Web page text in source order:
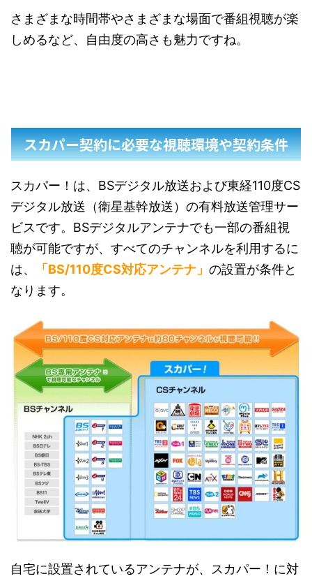
さまざまな時間帯やさまざまな場面で番組視聴が楽
しめるなど、自由度の高さも魅力ですね。
スカパー契約に必要な視聴環境や契約条件
スカパー！は、BSデジタル放送および東経110度CS
デジタル放送（衛星基幹放送）の有料放送管理サー
ビスです。BSデジタルアンテナでも一部の番組視
聴が可能ですが、すべてのチャンネルを利用するに
は、
「BS/110度CS対応アンテナ」 の設置が条件と
なります。
自宅に設置されているアンテナが、スカパー！に対